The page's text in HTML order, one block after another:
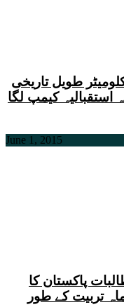
ملت جعفریہ پاکستان کی 25 کلومیٹر طویل تاریخی
کیمپ لگا
June 1, 2015
پاکستان کا
تربیت کے طور